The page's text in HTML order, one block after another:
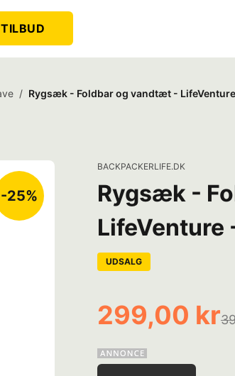
TILBUD
/ Rygsæk - Foldbar og vandtæt -
-25%
BACKPACKERLIFE.DK
Rygsæk -
LifeVenture
UDSALG
299,00 kr